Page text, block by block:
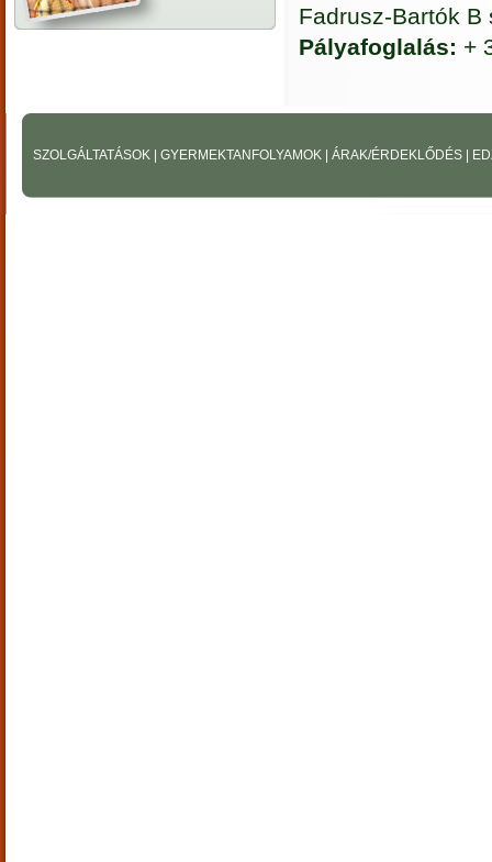
Fadrusz-Bartók B
Pályafoglalás: +
SZOLGÁLTATÁSOK GYERMEKTANFOLYAMOK ÁRAK/ÉRDEKLŐDÉS